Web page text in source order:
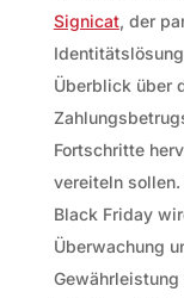
Signicat, der
Überblick über
Fortschritte
vereiteln
Black Friday
Überwachung